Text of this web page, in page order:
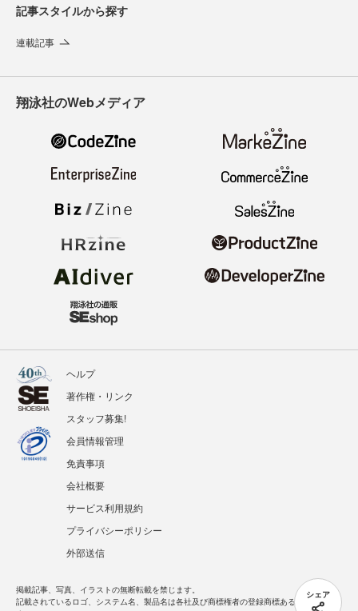
シェア
記事スタイルから探す
連載記事
翔泳社のWebメディア
ヘルプ
著作権・リンク
スタッフ募集!
会員情報管理
免責事項
会社概要
サービス利用規約
プライバシーポリシー
外部送信
掲載記事、写真、イラストの無断転載を禁じます。
記載されているロゴ、システム名、製品名は各社及び商標権者の登録商標あるいは商標で